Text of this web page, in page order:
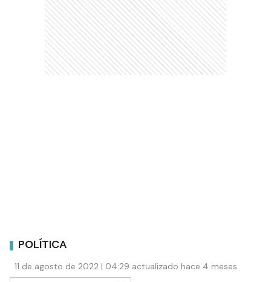
POLÍTICA
11 de agosto de 2022 | 04:29 actualizado hace 4 meses